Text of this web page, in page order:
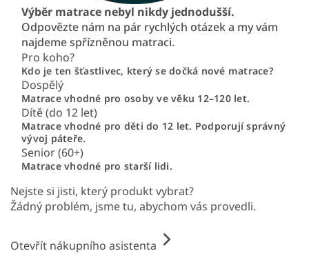
Výběr matrace nebyl nikdy jednodušší.
Odpovězte nám na pár rychlých otázek a my vám
najdeme spřízněnou matraci.
Pro koho?
Kdo je ten šťastlivec, který se dočká nové matrace?
Dospělý
Matrace vhodné pro osoby ve věku 12–120 let.
Dítě (do 12 let)
Matrace vhodné pro děti do 12 let. Podporují správný
vývoj páteře.
Senior (60+)
Matrace vhodné pro starší lidi.
Nejste si jisti, který produkt vybrat?
Žádný problém, jsme tu, abychom vás provedli.
Otevřít nákupního asistenta